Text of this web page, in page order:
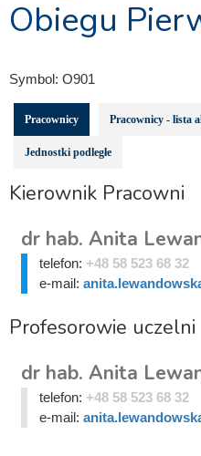
Obiegu
Symbol: O901
Pracownicy Pracownicy - lista
Jednostki podległe
Kierownik Pracowni
dr hab. Anita
telefon: +48 58 523 68 32
e-mail:
Profesorowie uczelni
dr hab. Anita
telefon: +48 58 523 68 32
e-mail: